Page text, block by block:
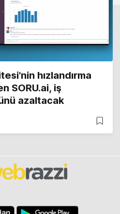
hızlandırma
SORU.ai, iş
azaltacak